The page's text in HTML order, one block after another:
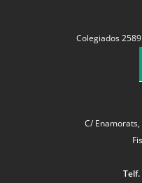
Colegiados
C/
Telf.